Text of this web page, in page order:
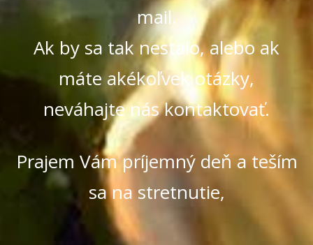
mail.
Ak by sa tak nestalo, alebo ak
máte akékoľvek otázky,
neváhajte nás kontaktovať.
Prajem Vám príjemný deň a teším
sa na stretnutie,